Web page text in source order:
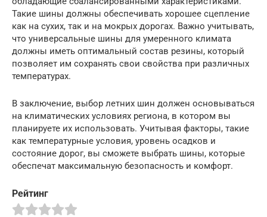
Такие шины должны обеспечивать хорошее сцепление
как на сухих, так и на мокрых дорогах. Важно учитывать,
что универсальные шины для умеренного климата
должны иметь оптимальный состав резины, который
позволяет им сохранять свои свойства при различных
температурах.
В заключение, выбор летних шин должен основываться
на климатических условиях региона, в котором вы
планируете их использовать. Учитывая факторы, такие
как температурные условия, уровень осадков и
состояние дорог, вы сможете выбрать шины, которые
обеспечат максимальную безопасность и комфорт.
Рейтинг